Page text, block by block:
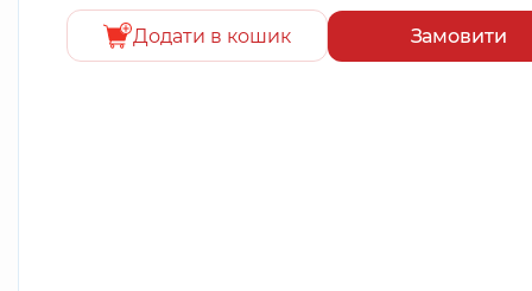
Додати в кошик Замовити